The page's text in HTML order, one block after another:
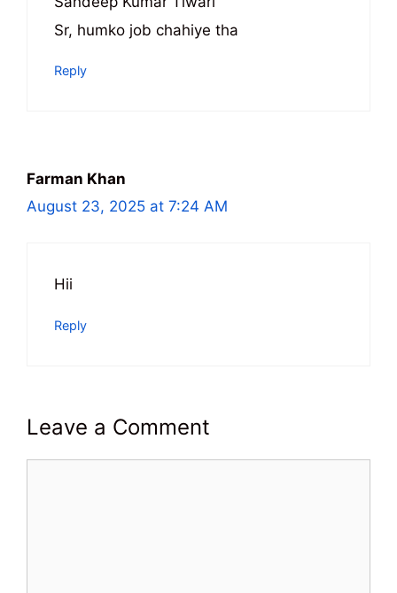
Sr, humko job chahiye tha
Reply
Farman Khan
August 23, 2025 at 7:24 AM
Hii
Reply
Leave a Comment